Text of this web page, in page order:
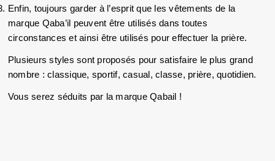
Enfin, toujours garder à l’esprit que les vêtements de la
marque Qaba’il peuvent être utilisés dans toutes
circonstances et ainsi être utilisés pour effectuer la prière.
Plusieurs styles sont proposés pour satisfaire le plus grand
nombre : classique, sportif, casual, classe, prière, quotidien.
Vous serez séduits par la marque Qabail !